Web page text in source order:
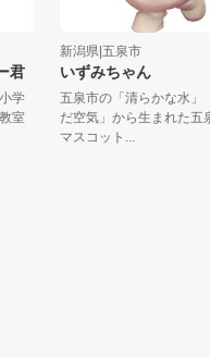
新潟県|五泉市
いずみちゃん
五泉市の「清らかな水」「澄
だ空気」から生まれた五泉市
マスコット...